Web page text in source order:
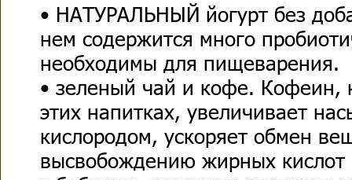
• НАТУРАЛЬНЫЙ йогурт без
нем содержится много
необходимы для пищеварения.
• зеленый чай и кофе. Кофеин,
этих напитках, увеличивает
кислородом, ускоряет обмен
высвобождению жирных